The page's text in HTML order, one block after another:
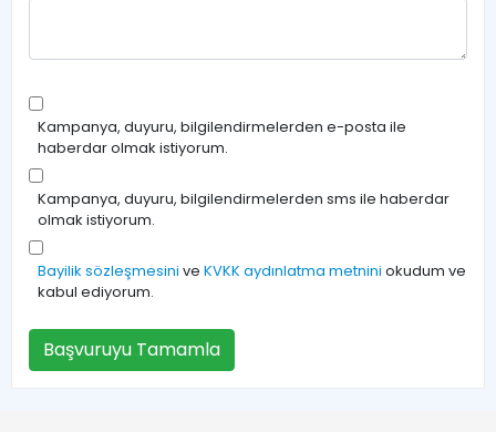
Kampanya, duyuru, bilgilendirmelerden e-posta ile
haberdar olmak istiyorum.
Kampanya, duyuru, bilgilendirmelerden sms ile haberdar
olmak istiyorum.
Bayilik sözleşmesini ve KVKK aydınlatma metnini okudum ve
kabul ediyorum.
Başvuruyu Tamamla